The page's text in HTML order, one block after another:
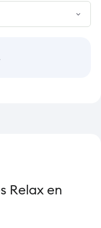
expand_more
Relax en